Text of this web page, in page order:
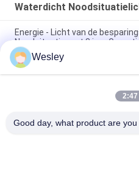
Waterdicht
Energie - Licht van de
Noodsituatie met 3 jaar
5W IP65 waterdicht LED
25000 uur levensduur
Groothandel Plafond Inbouw
Wesley
2:47
Good day, what product are